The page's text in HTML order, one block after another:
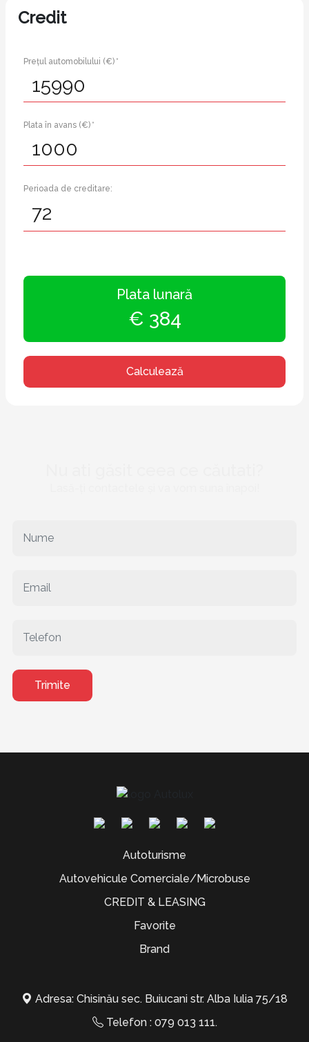
Credit
Prețul automobilului (€) *
Plata în avans (€) *
Perioada de creditare:
Plata lunară
€ 384
Calculează
Trimite
Autoturisme
Autovehicule Comerciale/Microbuse
CREDIT & LEASING
Favorite
Brand
Adresa: Chisinău sec. Buiucani str. Alba Iulia 75/18
Telefon : 079 013 111.